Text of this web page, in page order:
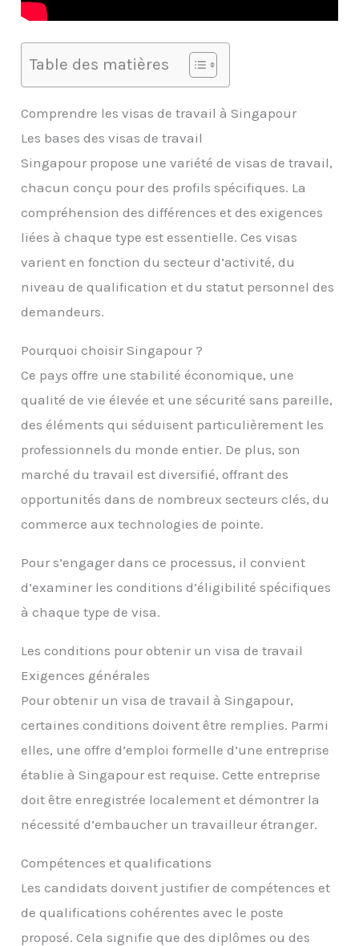
Table des matières
Comprendre les visas de travail à Singapour
Les bases des visas de travail
Singapour propose une variété de visas de travail,
chacun conçu pour des profils spécifiques. La
compréhension des différences et des exigences
liées à chaque type est essentielle. Ces visas
varient en fonction du secteur d’activité, du
niveau de qualification et du statut personnel des
demandeurs.
Pourquoi choisir Singapour ?
Ce pays offre une stabilité économique, une
qualité de vie élevée et une sécurité sans pareille,
des éléments qui séduisent particulièrement les
professionnels du monde entier. De plus, son
marché du travail est diversifié, offrant des
opportunités dans de nombreux secteurs clés, du
commerce aux technologies de pointe.
Pour s’engager dans ce processus, il convient
d’examiner les conditions d’éligibilité spécifiques
à chaque type de visa.
Les conditions pour obtenir un visa de travail
Exigences générales
Pour obtenir un visa de travail à Singapour,
certaines conditions doivent être remplies. Parmi
elles, une offre d’emploi formelle d’une entreprise
établie à Singapour est requise. Cette entreprise
doit être enregistrée localement et démontrer la
nécessité d’embaucher un travailleur étranger.
Compétences et qualifications
Les candidats doivent justifier de compétences et
de qualifications cohérentes avec le poste
proposé. Cela signifie que des diplômes ou des